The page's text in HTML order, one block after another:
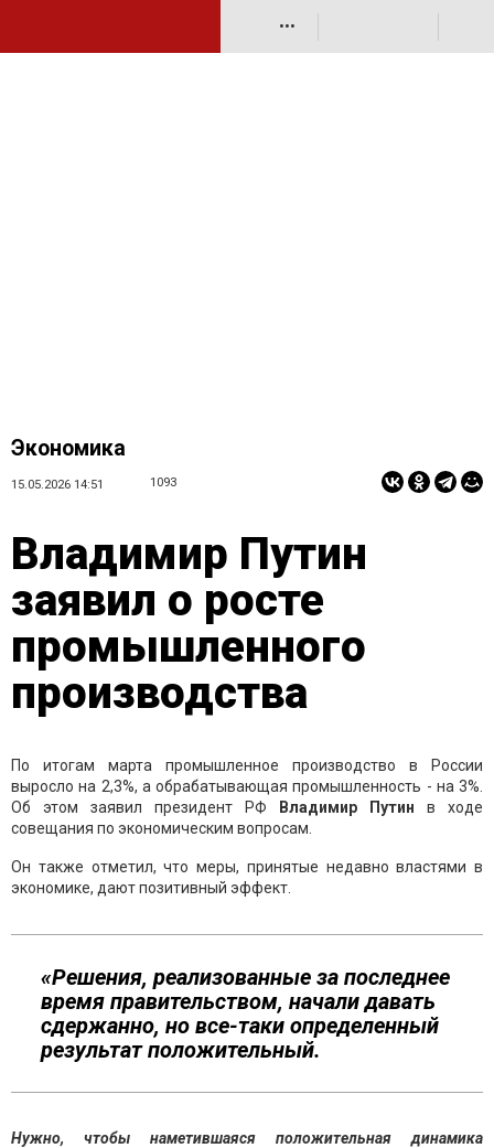
•••
Экономика
15.05.2026 14:51 1093
Владимир Путин
заявил о росте
промышленного
производства
По итогам марта промышленное производство в России
выросло на 2,3%, а обрабатывающая промышленность - на 3%.
Об этом заявил президент РФ
Владимир Путин в ходе
совещания по экономическим вопросам.
Он также отметил, что меры, принятые недавно властями в
экономике, дают позитивный эффект.
«Решения, реализованные за последнее
время правительством, начали давать
сдержанно, но все-таки определенный
результат положительный.
Нужно, чтобы наметившаяся положительная динамика